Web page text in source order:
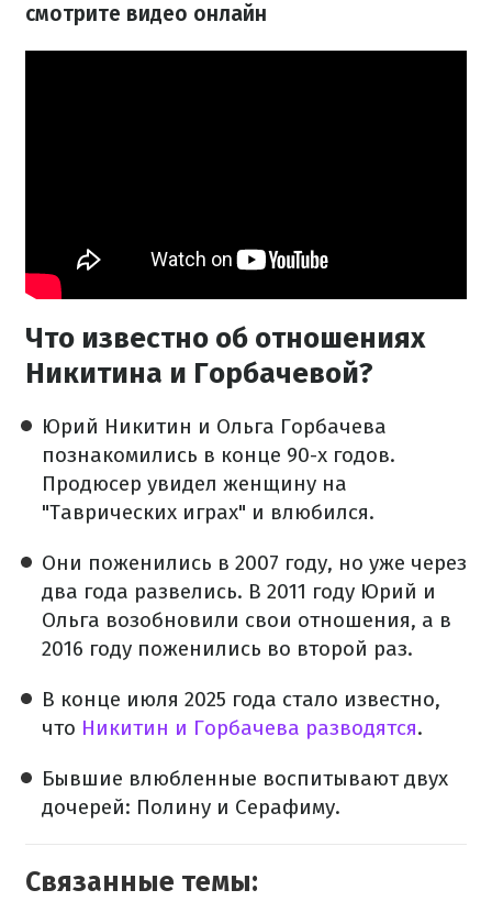
смотрите видео онлайн
Что известно об отношениях
Никитина и Горбачевой?
Юрий Никитин и Ольга Горбачева
познакомились в конце 90-х годов.
Продюсер увидел женщину на
"Таврических играх" и влюбился.
Они поженились в 2007 году, но уже через
два года развелись. В 2011 году Юрий и
Ольга возобновили свои отношения, а в
2016 году поженились во второй раз.
В конце июля 2025 года стало известно,
что Никитин и Горбачева разводятся.
Бывшие влюбленные воспитывают двух
дочерей: Полину и Серафиму.
Связанные темы: